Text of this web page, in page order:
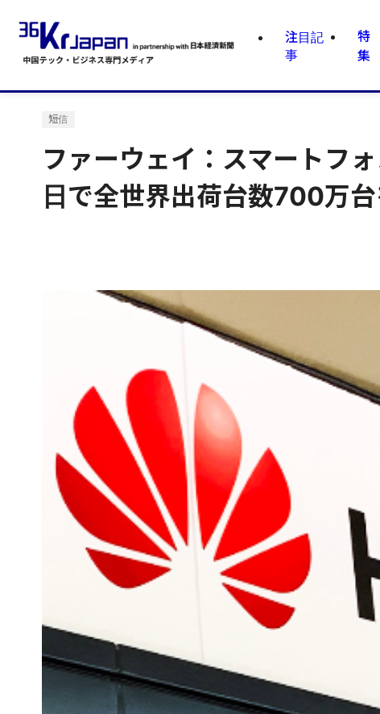
注目記
事
特
集
短信
ファーウェイ：スマートフ
日で全世界出荷台数700万